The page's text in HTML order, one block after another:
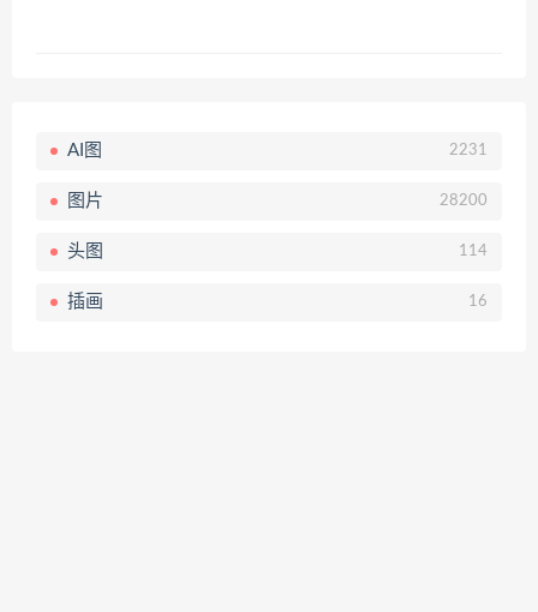
AI图 2231
图片 28200
头图 114
插画 16